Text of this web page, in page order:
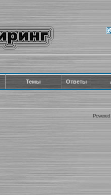
Темы Ответы